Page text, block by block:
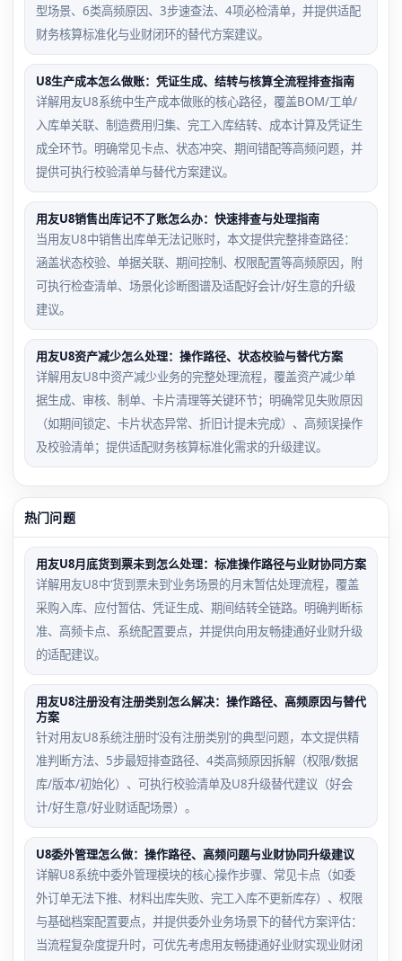
型场景、6类高频原因、3步速查法、4项必检清单，并提供适配
财务核算标准化与业财闭环的替代方案建议。
U8生产成本怎么做账：凭证生成、结转与核算全流程排查指南
详解用友U8系统中生产成本做账的核心路径，覆盖BOM/工单/
入库单关联、制造费用归集、完工入库结转、成本计算及凭证生
成全环节。明确常见卡点、状态冲突、期间错配等高频问题，并
提供可执行校验清单与替代方案建议。
用友U8销售出库记不了账怎么办：快速排查与处理指南
当用友U8中销售出库单无法记账时，本文提供完整排查路径：
涵盖状态校验、单据关联、期间控制、权限配置等高频原因，附
可执行检查清单、场景化诊断图谱及适配好会计/好生意的升级
建议。
用友U8资产减少怎么处理：操作路径、状态校验与替代方案
详解用友U8中资产减少业务的完整处理流程，覆盖资产减少单
据生成、审核、制单、卡片清理等关键环节；明确常见失败原因
（如期间锁定、卡片状态异常、折旧计提未完成）、高频误操作
及校验清单；提供适配财务核算标准化需求的升级建议。
热门问题
用友U8月底货到票未到怎么处理：标准操作路径与业财协同方案
详解用友U8中‘货到票未到’业务场景的月末暂估处理流程，覆盖
采购入库、应付暂估、凭证生成、期间结转全链路。明确判断标
准、高频卡点、系统配置要点，并提供向用友畅捷通好业财升级
的适配建议。
用友U8注册没有注册类别怎么解决：操作路径、高频原因与替代
方案
针对用友U8系统注册时‘没有注册类别’的典型问题，本文提供精
准判断方法、5步最短排查路径、4类高频原因拆解（权限/数据
库/版本/初始化）、可执行校验清单及U8升级替代建议（好会
计/好生意/好业财适配场景）。
U8委外管理怎么做：操作路径、高频问题与业财协同升级建议
详解U8系统中委外管理模块的核心操作步骤、常见卡点（如委
外订单无法下推、材料出库失败、完工入库不更新库存）、权限
与基础档案配置要点，并提供委外业务场景下的替代方案评估：
当流程复杂度提升时，可优先考虑用友畅捷通好业财实现业财闭